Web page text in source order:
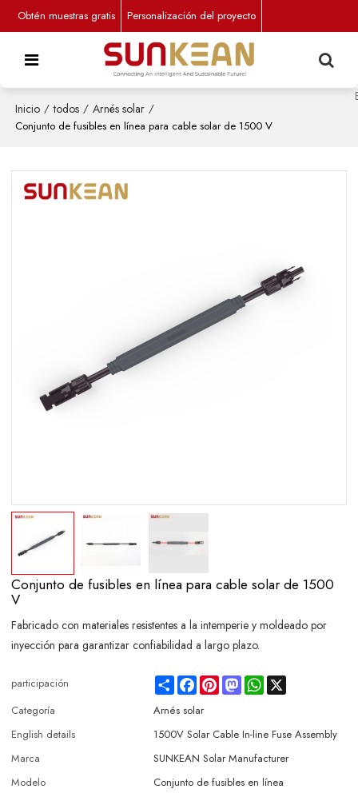
Obtén muestras gratis Personalización del proyecto
Inicio / todos / Arnés solar /
Conjunto de fusibles en línea para cable solar de 1500 V
Conjunto de fusibles en línea para cable solar de 1500
V
Fabricado con materiales resistentes a la intemperie y moldeado por
inyección para garantizar confiabilidad a largo plazo.
participación ShareFacebookPinterestMastodonWhatsApp
Categoría
Arnés solar
English details
1500V Solar Cable In-line Fuse Assembly
Marca
SUNKEAN Solar Manufacturer
Modelo
Conjunto de fusibles en línea